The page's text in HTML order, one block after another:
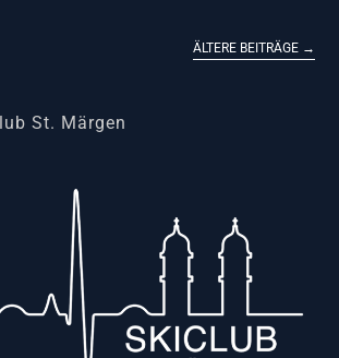
ÄLTERE BEITRÄGE →
St. Märgen